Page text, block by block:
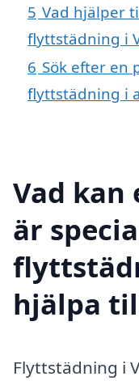
5 Vad hjälper
flyttstädning i
6 Sök efter en
flyttstädning i
Vad kan
är
hjälpa
Flyttstädning i